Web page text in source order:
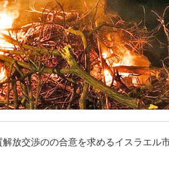
放交渉のの合意を求めるイスラエル